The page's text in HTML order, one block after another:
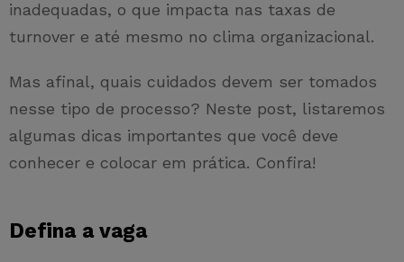
inadequadas, o que impacta nas taxas de
turnover e até mesmo no clima organizacional.
Mas afinal, quais cuidados devem ser tomados
nesse tipo de processo? Neste post, listaremos
algumas dicas importantes que você deve
conhecer e colocar em prática. Confira!
Defina a vaga